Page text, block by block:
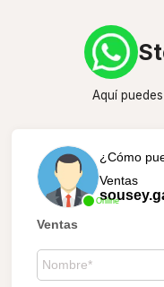
Aquí
Online
¿Cómo
Ventas
Ventas